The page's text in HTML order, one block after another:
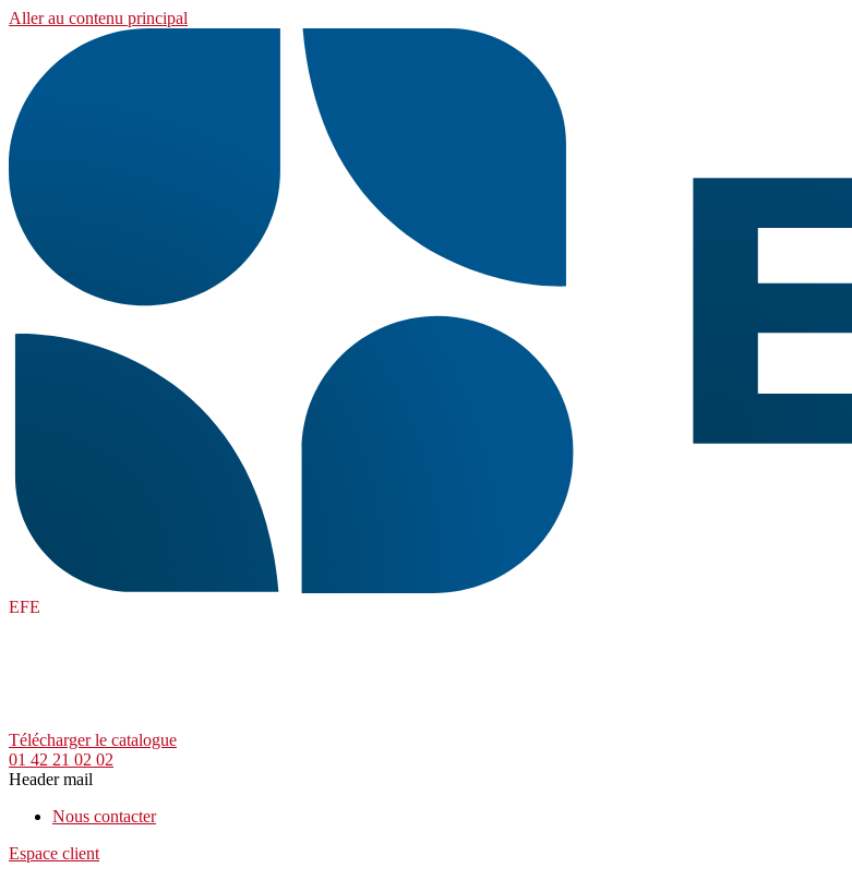
Aller au contenu principal
EFE
Télécharger le catalogue
01 42 21 02 02
Header mail
Nous contacter
Espace client